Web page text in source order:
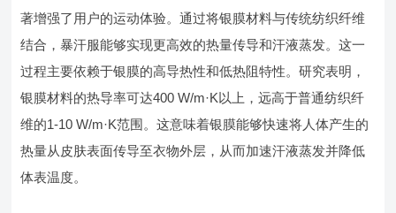
著增强了用户的运动体验。通过将银膜材料与传统纺织纤维
结合，暴汗服能够实现更高效的热量传导和汗液蒸发。这一
过程主要依赖于银膜的高导热性和低热阻特性。研究表明，
银膜材料的热导率可达400 W/m·K以上，远高于普通纺织纤
维的1-10 W/m·K范围。这意味着银膜能够快速将人体产生的
热量从皮肤表面传导至衣物外层，从而加速汗液蒸发并降低
体表温度。